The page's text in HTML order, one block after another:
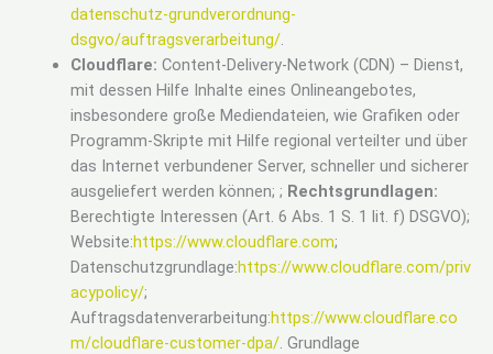
datenschutz-grundverordnung-
dsgvo/auftragsverarbeitung/.
Cloudflare: Content-Delivery-Network (CDN) – Dienst,
mit dessen Hilfe Inhalte eines Onlineangebotes,
insbesondere große Mediendateien, wie Grafiken oder
Programm-Skripte mit Hilfe regional verteilter und über
das Internet verbundener Server, schneller und sicherer
ausgeliefert werden können; ; Rechtsgrundlagen:
Berechtigte Interessen (Art. 6 Abs. 1 S. 1 lit. f) DSGVO);
Website:https://www.cloudflare.com;
Datenschutzgrundlage:https://www.cloudflare.com/priv
acypolicy/;
Auftragsdatenverarbeitung:https://www.cloudflare.co
m/cloudflare-customer-dpa/. Grundlage